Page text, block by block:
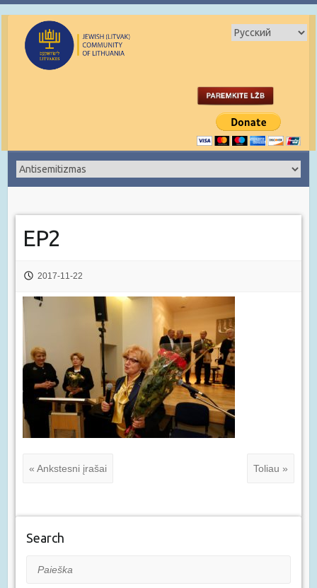
EP2
2017-11-22
« Ankstesni įrašai Toliau »
Search
Paieška